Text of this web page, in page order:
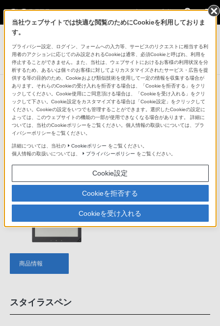
法人のお客様
デジタルペーパー
DPT-S1専用スタイラスペンフェルト替え芯
DPTA-PTF1
デジタルペーパー
スタイラスペン
デジタルペーパー
デジタルペーパー
DPT-S1
販売終了
オープン価格
商品情報
スタイラスペン
当社ウェブサイトでは快適な閲覧のためにCookieを利用しておりま
す。
プライバシー設定、ログイン、フォームへの入力等、サービスのリクエストに相当する利
用者のアクションに応じてのみ設定されるCookieは通常、必須Cookieと呼ばれ、利用を
停止することができません。また、当社は、ウェブサイトにおけるお客様の利用状況を分
析するため、あるいは個々のお客様に対してよりカスタマイズされたサービス・広告を提
供する等の目的のため、Cookieおよび類似技術を使用して一定の情報を収集する場合が
あります。それらのCookieの受け入れを拒否する場合は、「Cookieを拒否する」をクリ
ックしてください。Cookie使用にご同意頂ける場合は、「Cookieを受け入れる」をクリ
ックして下さい。Cookie設定をカスタマイズする場合は「Cookie設定」をクリックして
ください。Cookieの設定をいつでも管理することができます。選択したCookieの設定に
よっては、このウェブサイトの機能の一部が使用できなくなる場合があります。 詳細に
ついては、当社のCookieポリシーをご覧ください。個人情報の取扱いについては、プラ
イバシーポリシーをご覧ください。
詳細については、当社の Cookieポリシー をご覧ください。
個人情報の取扱いについては、
プライバシーポリシー をご覧ください。
Cookie設定
Cookieを拒否する
Cookieを受け入れる